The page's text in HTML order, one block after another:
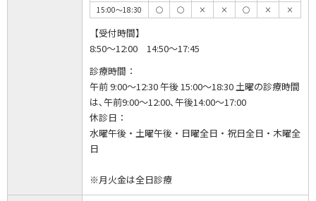
15:00～18:30
◯ ◯ × × ◯ × ×
【受付時間】
8:50～12:00 14:50～17:45
診療時間：
午前 9:00～12:30 午後 15:00～18:30 土曜の診療時間
は､午前9:00～12:00､午後14:00～17:00
休診日：
水曜午後・土曜午後・日曜全日・祝日全日・木曜全
日
※月火金は全日診療